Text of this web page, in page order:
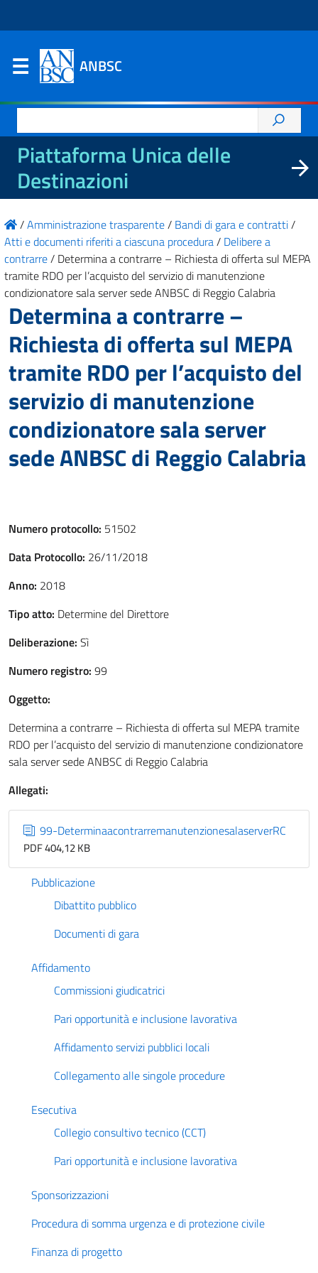
ANBSC
per:
Piattaforma Unica delle
Destinazioni
/Amministrazione trasparente/ Bandi di gara e contratti/
Atti e documenti riferiti a ciascuna procedura/ Delibere a
contrarre/ Determina a contrarre – Richiesta di offerta sul MEPA
tramite RDO per l’acquisto del servizio di manutenzione
condizionatore sala server sede ANBSC di Reggio Calabria
Determina a contrarre –
Richiesta di offerta sul MEPA
tramite RDO per l’acquisto del
servizio di manutenzione
condizionatore sala server
sede ANBSC di Reggio Calabria
Numero protocollo: 51502
Data Protocollo: 26/11/2018
Anno: 2018
Tipo atto: Determine del Direttore
Deliberazione: Sì
Numero registro: 99
Oggetto:
Determina a contrarre – Richiesta di offerta sul MEPA tramite
RDO per l’acquisto del servizio di manutenzione condizionatore
sala server sede ANBSC di Reggio Calabria
Allegati:
99-DeterminaacontrarremanutenzionesalaserverRC
PDF 404,12 KB
Pubblicazione
Dibattito pubblico
Documenti di gara
Affidamento
Commissioni giudicatrici
Pari opportunità e inclusione lavorativa
Affidamento servizi pubblici locali
Collegamento alle singole procedure
Esecutiva
Collegio consultivo tecnico (CCT)
Pari opportunità e inclusione lavorativa
Sponsorizzazioni
Procedura di somma urgenza e di protezione civile
Finanza di progetto